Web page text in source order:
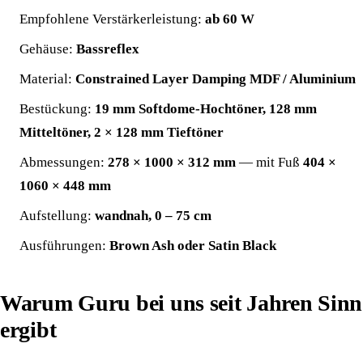
Empfohlene Verstärkerleistung: ab 60 W
Gehäuse: Bassreflex
Material: Constrained Layer Damping MDF / Aluminium
Bestückung: 19 mm Softdome-Hochtöner, 128 mm
Mitteltöner, 2 × 128 mm Tieftöner
Abmessungen: 278 × 1000 × 312 mm — mit Fuß 404 ×
1060 × 448 mm
Aufstellung: wandnah, 0 – 75 cm
Ausführungen: Brown Ash oder Satin Black
Warum Guru bei uns seit Jahren Sinn
ergibt